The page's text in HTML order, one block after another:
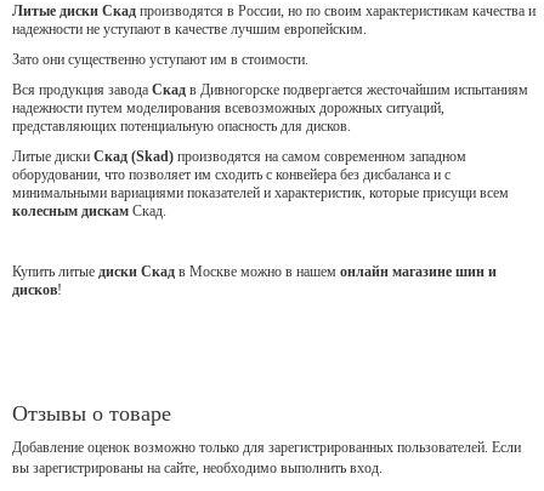
Литые диски Скад производятся в России, но по своим характеристикам качества и
надежности не уступают в качестве лучшим европейским.
Зато они существенно уступают им в стоимости.
Вся продукция завода Скад в Дивногорске подвергается жесточайшим испытаниям
надежности путем моделирования всевозможных дорожных ситуаций,
представляющих потенциальную опасность для дисков.
Литые диски Скад (Skad) производятся на самом современном западном
оборудовании, что позволяет им сходить с конвейера без дисбаланса и с
минимальными вариациями показателей и характеристик, которые присущи всем
колесным дискам Скад.
Купить литые диски Скад в Москве можно в нашем онлайн магазине шин и
дисков!
Отзывы о товаре
Добавление оценок возможно только для зарегистрированных пользователей. Если
вы зарегистрированы на сайте, необходимо выполнить вход.